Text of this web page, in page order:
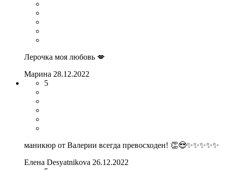
Лерочка моя любовь 💋
Марина 28.12.2022
5
маникюр от Валерии всегда превосходен! 👏😍✨✨✨✨✨
Елена Desyatnikova 26.12.2022